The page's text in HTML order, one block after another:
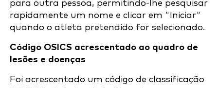
para outra pessoa, permitindo-lhe pesquisar
rapidamente um nome e clicar em "Iniciar"
quando o atleta pretendido for selecionado.
Código OSICS acrescentado ao quadro de
lesões e doenças
Foi acrescentado um código de classificação